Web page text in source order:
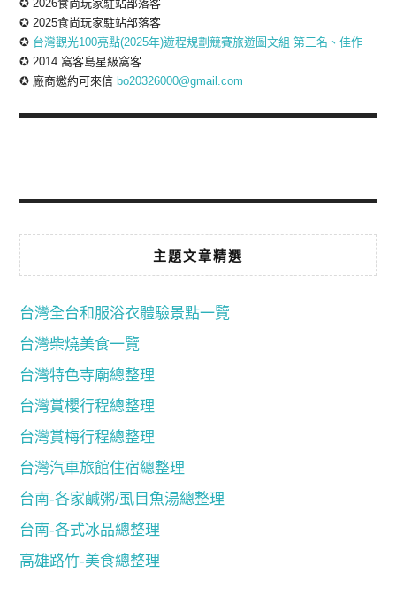
✪ 2026食尚玩家駐站部落客
✪ 2025食尚玩家駐站部落客
✪ 台灣觀光100亮點(2025年)遊程規劃競賽旅遊圖文組 第三名、佳作
✪ 2014 窩客島星級窩客
✪ 廠商邀約可來信 bo20326000@gmail.com
主題文章精選
台灣全台和服浴衣體驗景點一覽
台灣柴燒美食一覽
台灣特色寺廟總整理
台灣賞櫻行程總整理
台灣賞梅行程總整理
台灣汽車旅館住宿總整理
台南-各家鹹粥/虱目魚湯總整理
台南-各式冰品總整理
高雄路竹-美食總整理